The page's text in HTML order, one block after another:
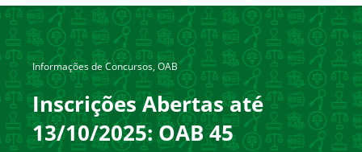
Informações de Concursos,OAB
Inscrições Abertas até
13/10/2025: OAB 45